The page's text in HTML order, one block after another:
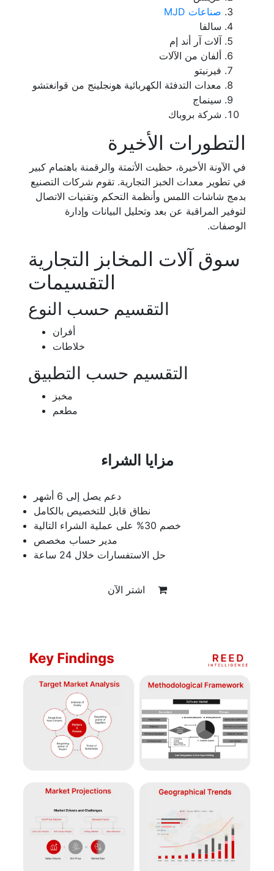
صناعات MJD
سالفا
آلات آر أند إم
ألفان من الآلات
فيرنيتو
معدات التدفئة الكهربائية هونجلينج من قوانغتشو
سينماج
شركة بروباك
التطورات الأخيرة
في الآونة الأخيرة، حظيت الأتمتة والرقمنة باهتمام كبير
في تطوير معدات الخبز التجارية. تقوم شركات التصنيع
بدمج شاشات اللمس وأنظمة التحكم وتقنيات الاتصال
لتوفير المراقبة عن بعد وتحليل البيانات وإدارة
الوصفات.
سوق آلات المخابز التجارية
التقسيمات
التقسيم حسب النوع
أفران
خلاطات
التقسيم حسب التطبيق
مخبز
مطعم
مزايا الشراء
دعم يصل إلى 6 أشهر
نطاق قابل للتخصيص بالكامل
خصم 30% على عملية الشراء التالية
مدير حساب مخصص
حل الاستفسارات خلال 24 ساعة